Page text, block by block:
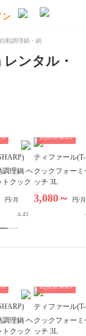
動調理鍋・鍋
ンタル・
調理鍋 ヘ
トクック
円/月
4.43
初月30%OFF
ティファール
クックフォーミ
ッチ 3L
3,080～ 円/月
-
調理鍋 ヘ
トクック
初月30%OFF
ティファール
クックフォーミ
ッチ 3L